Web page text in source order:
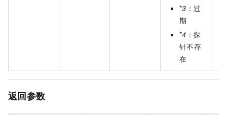
*3 ：过
期
*4 ：探
针不存
在
返回参数